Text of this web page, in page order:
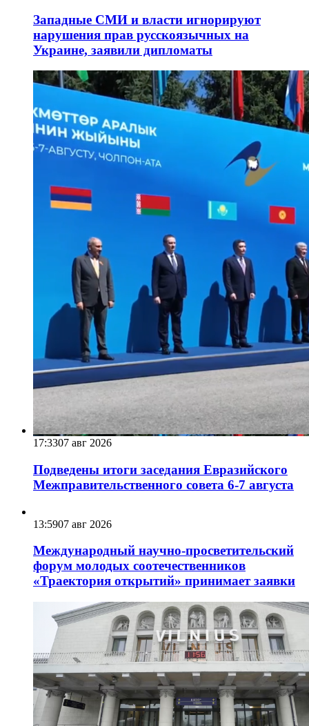
Западные СМИ и власти игнорируют
нарушения прав русскоязычных на
Украине, заявили дипломаты
17:3307 авг 2026
Подведены итоги заседания Евразийского
Межправительственного совета 6-7 августа
13:5907 авг 2026
Международный научно-просветительский
форум молодых соотечественников
«Траектория открытий» принимает заявки